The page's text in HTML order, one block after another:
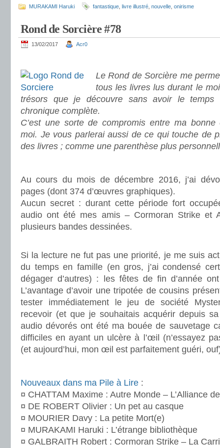
MURAKAMI Haruki fantastique livre illustré nouvelle onirisme
Rond de Sorcière #78
13/02/2017 Acr0
Le Rond de Sorcière me
tous les livres lus durant le
trésors que je découvre sans avoir le temps
chronique complète.
C’est une sorte de compromis entre ma bonne
moi. Je vous parlerai aussi de ce qui touche de
des livres ; comme une parenthèse plus
Au cours du mois de décembre 2016, j’ai
pages (dont 374 d’œuvres graphiques).
Aucun secret : durant cette période fort
audio ont été mes amis – Cormoran Strike et
plusieurs bandes dessinées.
Si la lecture ne fut pas une priorité, je me suis
du temps en famille (en gros, j’ai condensé
dégager d’autres) : les fêtes de fin d’année
L’avantage d’avoir une tripotée de cousins
tester immédiatement le jeu de société
recevoir (et que je souhaitais acquérir depuis
audio dévorés ont été ma bouée de sauvetage
difficiles en ayant un ulcère à l’œil (n’essayez
(et aujourd’hui, mon œil est parfaitement guéri,
Nouveaux dans ma Pile à Lire :
¤ CHATTAM Maxime : Autre Monde – L’Alliance
¤ DE ROBERT Olivier : Un pet au casque
¤ MOURIER Davy : La petite Mort(e)
¤ MURAKAMI Haruki : L’étrange bibliothèque
¤ GALBRAITH Robert : Cormoran Strike – La